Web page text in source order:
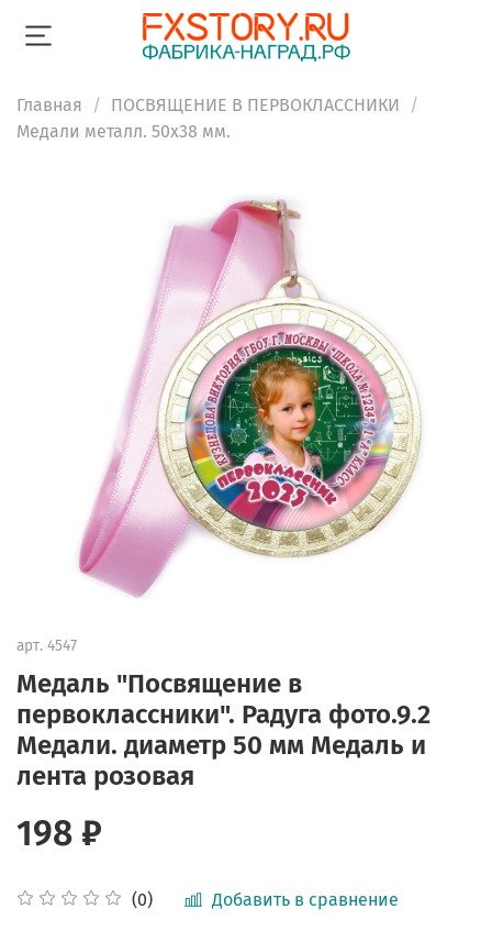
Главная
ПОСВЯЩЕНИЕ В ПЕРВОКЛАССНИКИ
Медали металл. 50х38 мм.
арт. 4547
Медаль "Посвящение в
первоклассники". Радуга фото.9.2
Медали. диаметр 50 мм Медаль и
лента розовая
(0) Добавить в сравнение
198 ₽